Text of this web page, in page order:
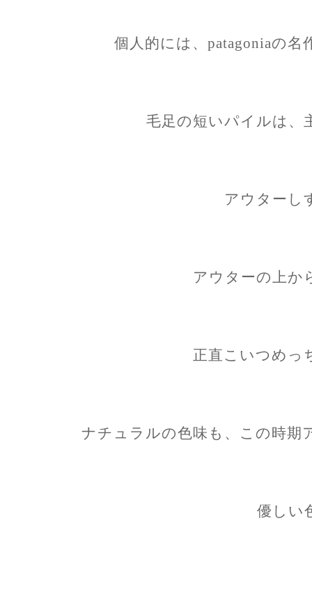
個人的には、patagoniaの
毛足の短いパイルは、
アウターし
アウターの上か
正直こいつめっ
ナチュラルの色味も、この時期
優しい